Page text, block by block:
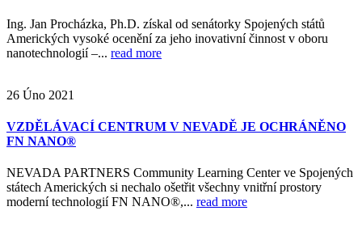
Ing. Jan Procházka, Ph.D. získal od senátorky Spojených států
Amerických vysoké ocenění za jeho inovativní činnost v oboru
nanotechnologií –... read more
26 Úno 2021
VZDĚLÁVACÍ CENTRUM V NEVADĚ JE OCHRÁNĚNO
FN NANO®
NEVADA PARTNERS Community Learning Center ve Spojených
státech Amerických si nechalo ošetřit všechny vnitřní prostory
moderní technologií FN NANO®,... read more